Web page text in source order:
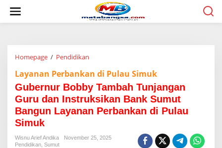
w
Homepage / Pendidikan
b
e
r
n
u
o
Layanan Perbankan di Pulau Simuk
Gubernur Bobby Tambah Tunjangan
Guru dan Instruksikan Bank Sumut
Bangun Layanan Perbankan di Pulau
Simuk
Wisnu Arief Andika
November 25, 2025
Pendidikan Sumut